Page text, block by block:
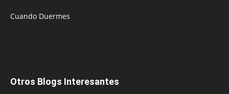
Cuando Duermes
Otros Blogs Interesantes